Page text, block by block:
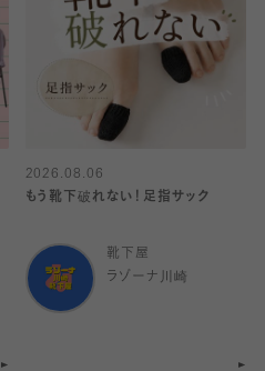
2026.08.06
もう靴下破れない！足指サック
靴下屋
ラゾーナ川崎